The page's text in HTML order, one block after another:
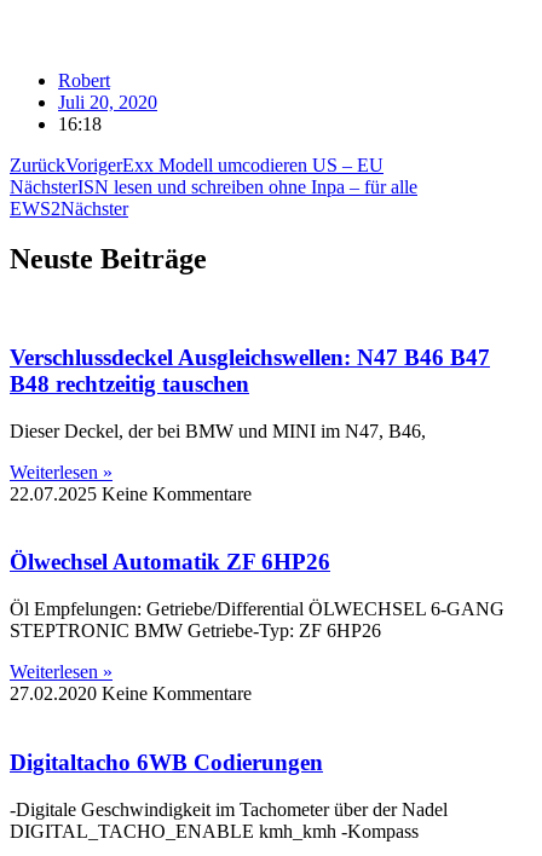
Robert
Juli 20, 2020
16:18
ZurückVorigerExx Modell umcodieren US – EU
NächsterISN lesen und schreiben ohne Inpa – für alle
EWS2Nächster
Neuste Beiträge
Verschlussdeckel Ausgleichswellen: N47 B46 B47
B48 rechtzeitig tauschen
Dieser Deckel, der bei BMW und MINI im N47, B46,
Weiterlesen »
22.07.2025 Keine Kommentare
Ölwechsel Automatik ZF 6HP26
Öl Empfelungen: Getriebe/Differential ÖLWECHSEL 6-GANG
STEPTRONIC BMW Getriebe-Typ: ZF 6HP26
Weiterlesen »
27.02.2020 Keine Kommentare
Digitaltacho 6WB Codierungen
-Digitale Geschwindigkeit im Tachometer über der Nadel
DIGITAL_TACHO_ENABLE kmh_kmh -Kompass